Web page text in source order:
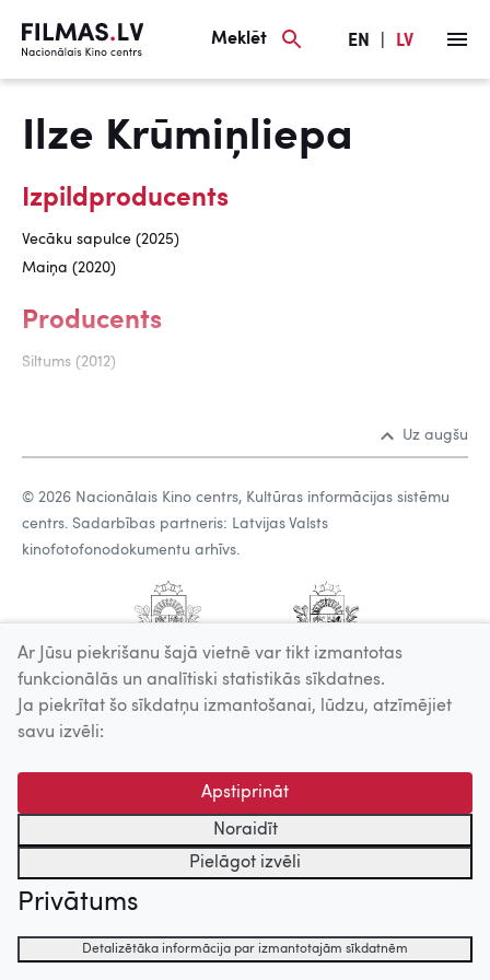
Meklēt EN LV
Ilze Krūmiņliepa
Izpildproducents
Vecāku sapulce (2025)
Maiņa (2020)
Producents
Siltums (2012)
Uz augšu
© 2026 Nacionālais Kino centrs, Kultūras informācijas sistēmu
centrs. Sadarbības partneris: Latvijas Valsts
kinofotofonodokumentu arhīvs.
Ar Jūsu piekrišanu šajā vietnē var tikt izmantotas
funkcionālās un analītiski statistikās sīkdatnes.
Ja piekrītat šo sīkdatņu izmantošanai, lūdzu, atzīmējiet
savu izvēli:
Apstiprināt
Noraidīt
Pielāgot izvēli
Privātums
Detalizētāka informācija par izmantotajām sīkdatnēm